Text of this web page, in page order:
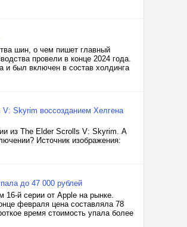
шин, о чем пишет главный
провели в конце 2024 года.
и был включен в состав холдинга
Skyrim воссозданием Хелгена
из The Elder Scrolls V: Skyrim. А
Источник изображения:
до 47 000 рублей
й серии от Apple на рынке.
февраля цена составляла 78
время стоимость упала более